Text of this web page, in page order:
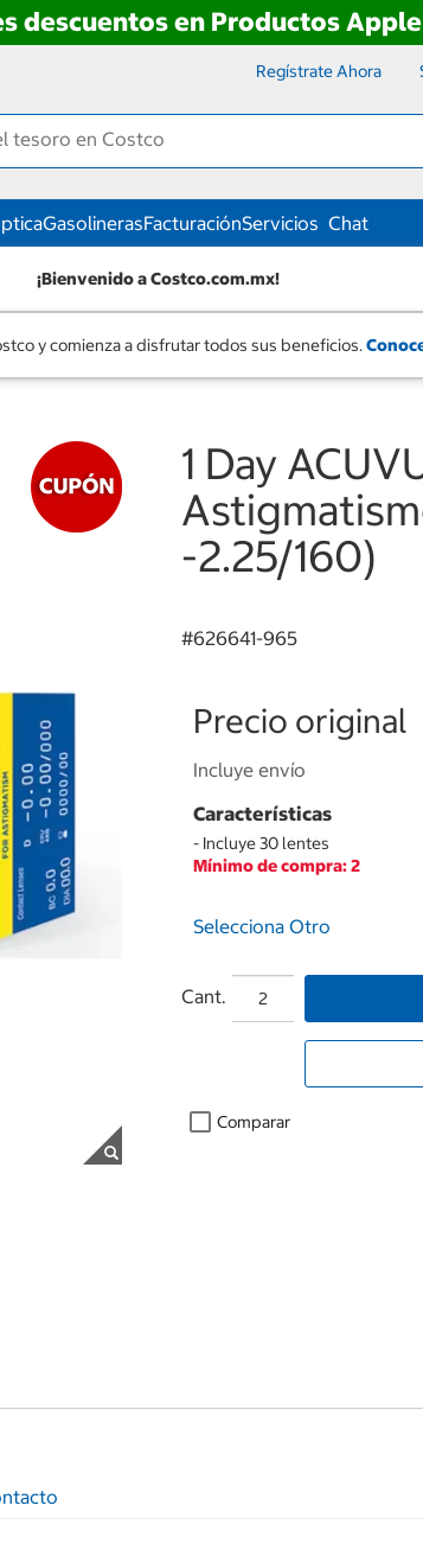
descuentos en Productos Apple
Regístrate Ahora
GasolinerasFacturaciónServicios Chat
¡Bienvenido a Costco.com.mx!
y comienza a disfrutar todos sus beneficios.
1 Day
-2.25/160)
#626641-965
Precio original
Incluye envío
Características
- Incluye 30 lentes
Mínimo de compra: 2
Selecciona Otro
Cant.
Comparar